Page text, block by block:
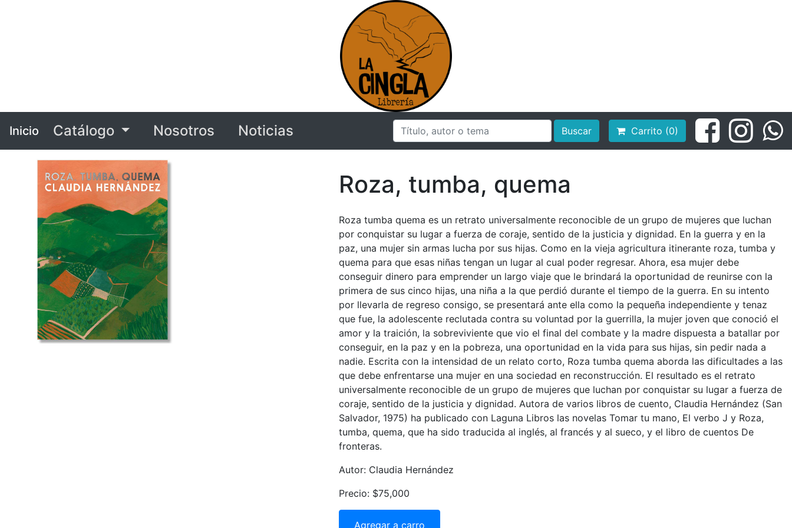
Inicio Catálogo Nosotros Noticias Buscar Carrito (0)
Roza, tumba, quema
Roza tumba quema es un retrato universalmente reconocible de un grupo de mujeres que luchan
por conquistar su lugar a fuerza de coraje, sentido de la justicia y dignidad. En la guerra y en la
paz, una mujer sin armas lucha por sus hijas. Como en la vieja agricultura itinerante roza, tumba y
quema para que esas niñas tengan un lugar al cual poder regresar. Ahora, esa mujer debe
conseguir dinero para emprender un largo viaje que le brindará la oportunidad de reunirse con la
primera de sus cinco hijas, una niña a la que perdió durante el tiempo de la guerra. En su intento
por llevarla de regreso consigo, se presentará ante ella como la pequeña independiente y tenaz
que fue, la adolescente reclutada contra su voluntad por la guerrilla, la mujer joven que conoció el
amor y la traición, la sobreviviente que vio el final del combate y la madre dispuesta a batallar por
conseguir, en la paz y en la pobreza, una oportunidad en la vida para sus hijas, sin pedir nada a
nadie. Escrita con la intensidad de un relato corto, Roza tumba quema aborda las dificultades a las
que debe enfrentarse una mujer en una sociedad en reconstrucción. El resultado es el retrato
universalmente reconocible de un grupo de mujeres que luchan por conquistar su lugar a fuerza de
coraje, sentido de la justicia y dignidad. Autora de varios libros de cuento, Claudia Hernández (San
Salvador, 1975) ha publicado con Laguna Libros las novelas Tomar tu mano, El verbo J y Roza,
tumba, quema, que ha sido traducida al inglés, al francés y al sueco, y el libro de cuentos De
fronteras.
Autor: Claudia Hernández
Precio: $75,000
Agregar a carro